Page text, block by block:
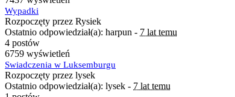
Wypadki
Rozpoczęty przez Rysiek
Ostatnio odpowiedział(a): harpun - 7 lat temu
4 postów
6759 wyświetleń
Swiadczenia w Luksemburgu
Rozpoczęty przez lysek
Ostatnio odpowiedział(a): lysek - 7 lat temu